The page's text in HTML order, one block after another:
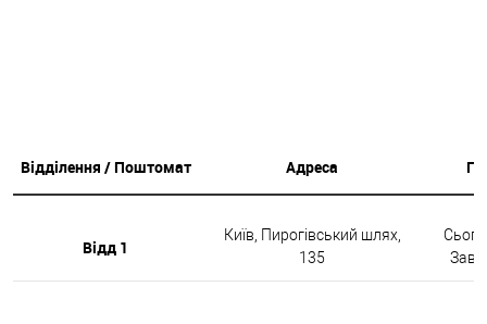
Відділення / Поштомат Адреса
Відд 1
Київ, Пирогівський шлях,
135